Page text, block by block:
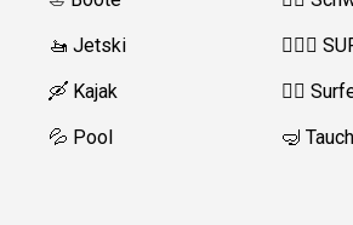
🚤 Jetski
🛶 Kajak
💦 Pool
🏄‍♀️🛶
🏄‍♂️
🤿